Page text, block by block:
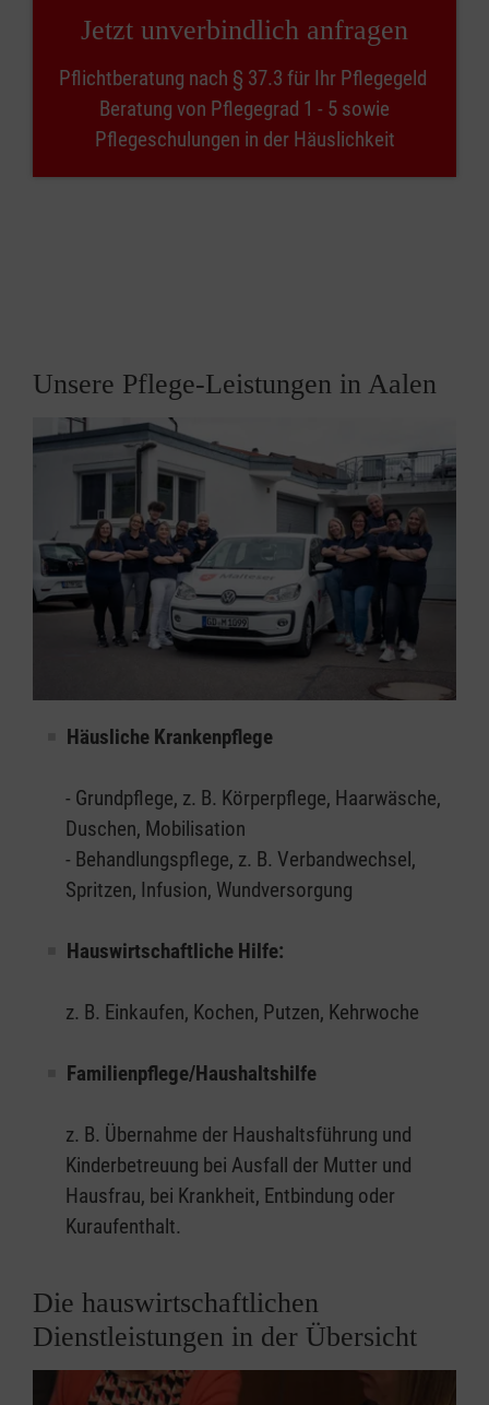
Jetzt unverbindlich anfragen
Pflichtberatung nach § 37.3 für Ihr Pflegegeld
Beratung von Pflegegrad 1 - 5 sowie
Pflegeschulungen in der Häuslichkeit
Unsere Pflege-Leistungen in Aalen
Häusliche Krankenpflege
- Grundpflege, z. B. Körperpflege, Haarwäsche,
Duschen, Mobilisation
- Behandlungspflege, z. B. Verbandwechsel,
Spritzen, Infusion, Wundversorgung
Hauswirtschaftliche Hilfe:
z. B. Einkaufen, Kochen, Putzen, Kehrwoche
Familienpflege/Haushaltshilfe
z. B. Übernahme der Haushaltsführung und
Kinderbetreuung bei Ausfall der Mutter und
Hausfrau, bei Krankheit, Entbindung oder
Kuraufenthalt.
Die hauswirtschaftlichen
Dienstleistungen in der Übersicht